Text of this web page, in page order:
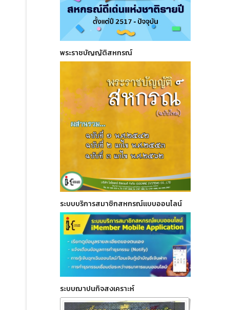
พระราชบัญญัติสหกรณ์
ระบบบริการสมาชิกสหกรณ์แบบออนไลน์
ระบบฌาปนกิจสงเคราะห์